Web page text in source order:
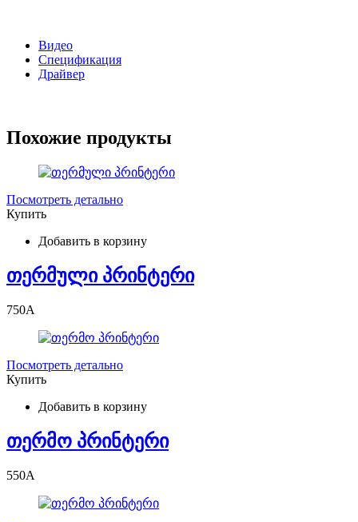
Видео
Спецификация
Драйвер
Похожие продукты
Посмотреть детально
Купить
Добавить в корзину
თერმული პრინტერი
750A
Посмотреть детально
Купить
Добавить в корзину
თერმო პრინტერი
550A